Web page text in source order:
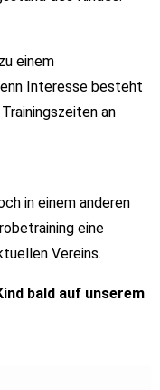
einem
Interesse besteht
an
in einem anderen
eine
Vereins.
bald auf unserem